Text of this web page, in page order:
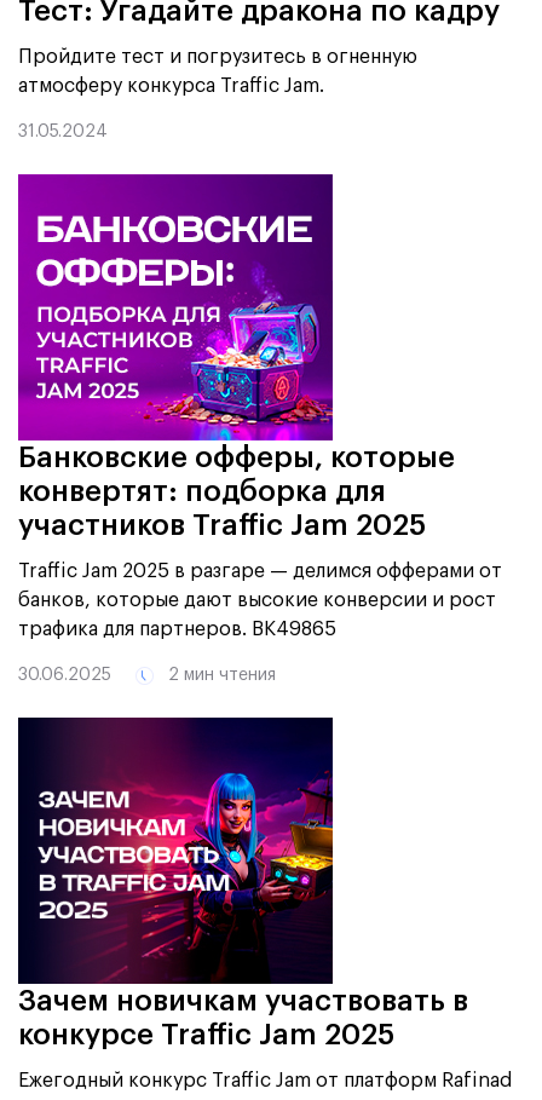
Тест: Угадайте дракона по кадру
Пройдите тест и погрузитесь в огненную
атмосферу конкурса Traffic Jam.
31.05.2024
Банковские офферы, которые
конвертят: подборка для
участников Traffic Jam 2025
Traffic Jam 2025 в разгаре — делимся офферами от
банков, которые дают высокие конверсии и рост
трафика для партнеров. ВК49865
30.06.2025 2 мин чтения
Зачем новичкам участвовать в
конкурсе Traffic Jam 2025
Ежегодный конкурс Traffic Jam от платформ Rafinad